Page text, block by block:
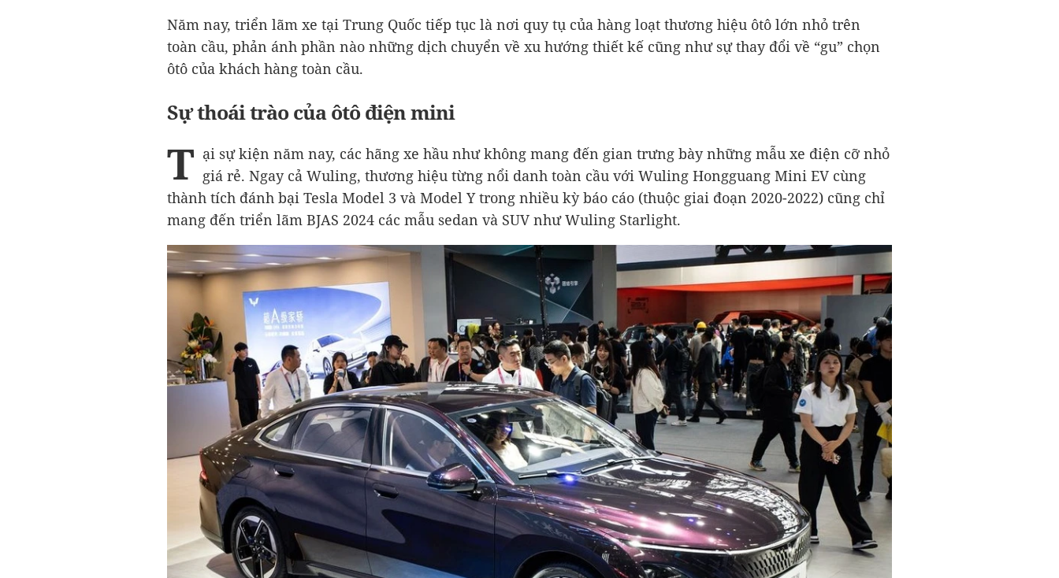
Năm nay, triển lãm xe tại Trung Quốc tiếp tục là nơi quy tụ của hàng loạt thương hiệu ôtô lớn nhỏ trên
toàn cầu, phản ánh phần nào những dịch chuyển về xu hướng thiết kế cũng như sự thay đổi về “gu” chọn
ôtô của khách hàng toàn cầu.
Sự thoái trào của ôtô điện mini
T ại sự kiện năm nay, các hãng xe hầu như không mang đến gian trưng bày những mẫu xe điện cỡ nhỏ
giá rẻ. Ngay cả Wuling, thương hiệu từng nổi danh toàn cầu với Wuling Hongguang Mini EV cùng
thành tích đánh bại Tesla Model 3 và Model Y trong nhiều kỳ báo cáo (thuộc giai đoạn 2020-2022) cũng chỉ
mang đến triển lãm BJAS 2024 các mẫu sedan và SUV như Wuling Starlight.